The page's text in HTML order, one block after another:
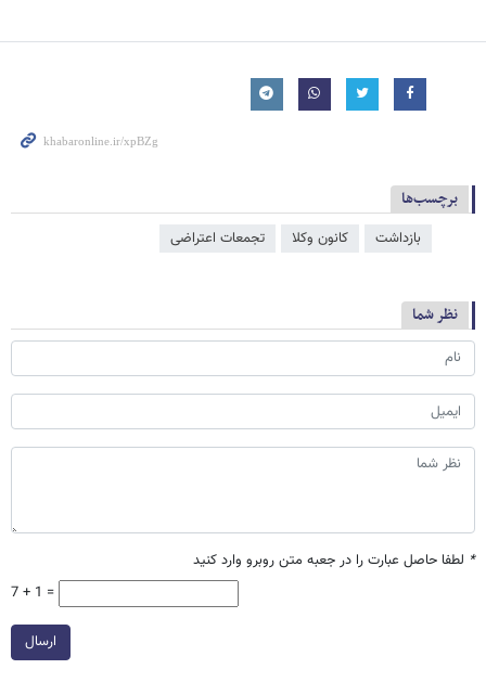
برچسب‌ها
بازداشت کانون وکلا تجمعات اعتراضی
نظر شما
* لطفا حاصل عبارت را در جعبه متن روبرو وارد کنید
7 + 1 =
ارسال